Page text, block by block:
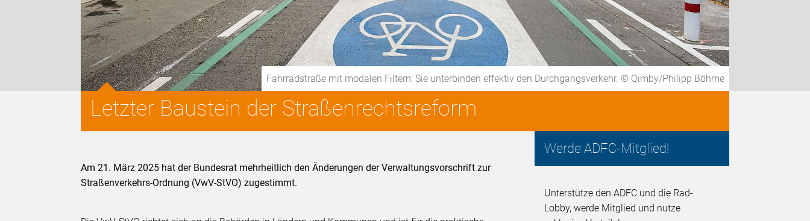
Fahrradstraße mit modalen Filtern: Sie unterbinden effektiv den Durchgangsverkehr. © Qimby/Philipp Böhme
Letzter Baustein der Straßenrechtsreform
Werde ADFC-Mitglied!
Unterstütze den ADFC und die Rad-
Lobby, werde Mitglied und nutze
Am 21. März 2025 hat der Bundesrat mehrheitlich den Änderungen der Verwaltungsvorschrift zur
Straßenverkehrs-Ordnung (VwV-StVO) zugestimmt.